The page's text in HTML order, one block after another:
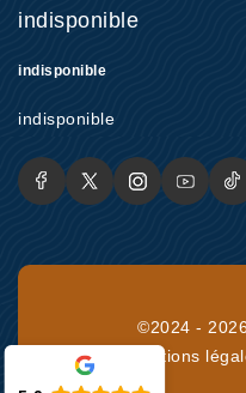
indisponible
indisponible
indisponible
©2024 -
Mentions